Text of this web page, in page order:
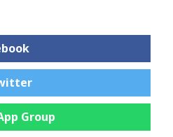
Group